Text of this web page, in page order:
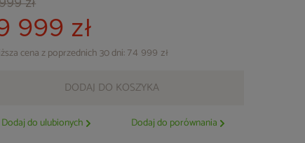
zł
999 zł
cena z poprzednich 30 dni: 74 999 zł
DODAJ DO KOSZYKA
Dodaj do ulubionych Dodaj do porównania